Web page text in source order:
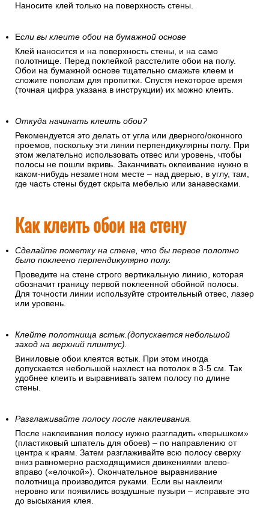
Наносите клей только на поверхность стены.
Если вы клеите обои на бумажной основе
Клей наносится и на поверхность стены, и на само
полотнище. Перед поклейкой расстелите обои на полу.
Обои на бумажной основе тщательно смажьте клеем и
сложите пополам для пропитки. Спустя некоторое время
(точная цифра указана в инструкции) их можно клеить.
Откуда начинать клеить обои?
Рекомендуется это делать от угла или дверного/оконного
проемов, поскольку эти линии перпендикулярны полу. При
этом желательно использовать отвес или уровень, чтобы
полосы не пошли вкривь. Заканчивать оклеивание нужно в
каком-нибудь незаметном месте – над дверью, в углу, там,
где часть стены будет скрыта мебелью или занавесками.
Как клеить обои на стену
Сделайте пометку на стене, что бы первое полотно
было поклеено перпендикулярно полу.
Проведите на стене строго вертикальную линию, которая
обозначит границу первой поклеенной обойной полосы.
Для точности линии используйте строительный отвес, лазер
или уровень.
Клейте полотнища встык.(допускается небольшой
заход на верхний плинтус).
Виниловые обои клеятся встык. При этом иногда
допускается небольшой нахлест на потолок в 3-5 см. Так
удобнее клеить и выравнивать затем полосу по длине
стены.
Разглаживайте полосу после наклеивания.
После наклеивания полосу нужно разгладить «перышком»
(пластиковый шпатель для обоев) – по направлению от
центра к краям. Затем разглаживайте всю полосу сверху
вниз равномерно расходящимися движениями влево-
вправо («елочкой»). Окончательное выравнивание
полотнища производится руками. Если вы наклеили
неровно или появились воздушные пузыри – исправьте это
до высыхания клея.